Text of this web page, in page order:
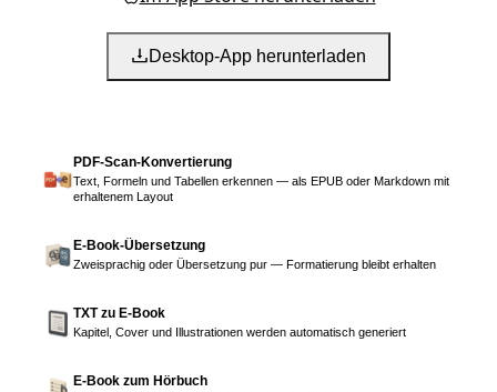
Desktop-App herunterladen
PDF-Scan-Konvertierung
Text, Formeln und Tabellen erkennen — als EPUB oder Markdown mit
erhaltenem Layout
E-Book-Übersetzung
Zweisprachig oder Übersetzung pur — Formatierung bleibt erhalten
TXT zu E-Book
Kapitel, Cover und Illustrationen werden automatisch generiert
E-Book zum Hörbuch